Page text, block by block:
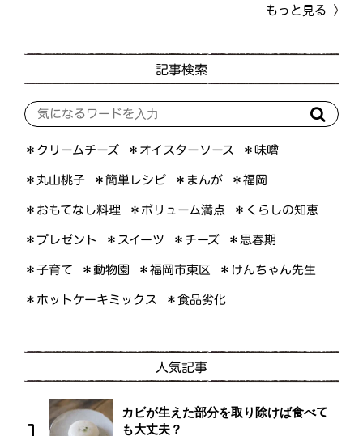
もっと見る
記事検索
＊クリームチーズ ＊オイスターソース ＊味噌
＊丸山桃子 ＊簡単レシピ ＊まんが ＊福岡
＊おもてなし料理 ＊ボリューム満点 ＊くらしの知恵
＊プレゼント ＊スイーツ ＊チーズ ＊思春期
＊子育て ＊動物園 ＊福岡市東区 ＊けんちゃん先生
＊ホットケーキミックス ＊食品劣化
人気記事
カビが生えた部分を取り除けば食べて
も大丈夫？